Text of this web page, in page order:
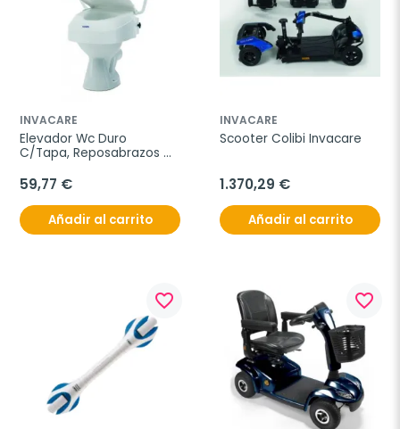
INVACARE
Elevador Wc Duro
C/Tapa, Reposabrazos
59,77 €
Añadir al carrito
INVACARE
Scooter Colibi Invacare
1.370,29 €
Añadir al carrito
favorite_border favorite_border